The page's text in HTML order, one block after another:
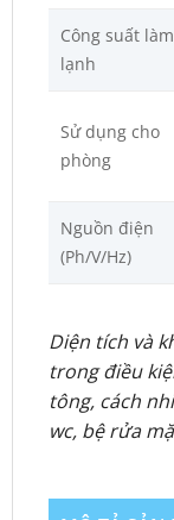
Công suất làm
lạnh
Sử dụng cho
phòng
Nguồn điện
(Ph/V/Hz)
Diện tích và
trong điều
tông, cách
wc, bệ rửa